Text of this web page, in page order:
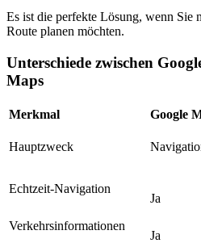
Es ist die perfekte Lösung, wenn Sie
Route planen möchten.
Unterschiede zwischen
Maps
Merkmal Google
Hauptzweck
Echtzeit-Navigation
Ja
Verkehrsinformationen
Ja